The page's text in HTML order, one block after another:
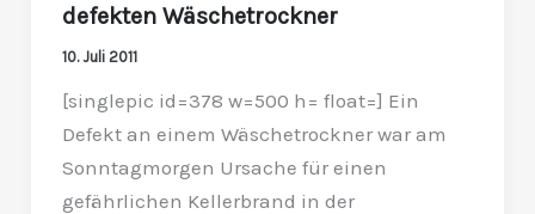
defekten Wäschetrockner
10. Juli 2011
[singlepic id=378 w=500 h= float=] Ein
Defekt an einem Wäschetrockner war am
Sonntagmorgen Ursache für einen
gefährlichen Kellerbrand in der
Kellerbrand
durch
Wäschetrockner